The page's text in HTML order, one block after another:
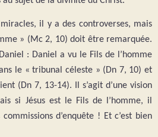
il y a des controverses, mais
» (Mc 2, 10) doit être remarquée.
: Daniel a vu le Fils de l’homme
le « tribunal céleste » (Dn 7, 10) et
(Dn 7, 13-14). Il s’agit d’une vision
si Jésus est le Fils de l’homme, il
d’enquête ! Et c’est bien